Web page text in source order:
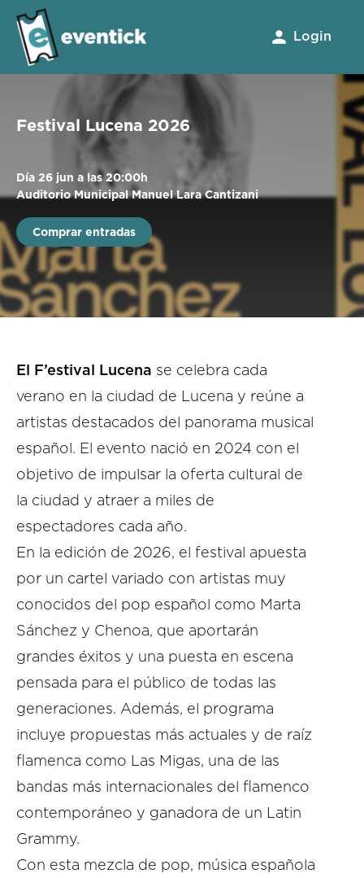
Login
Festival Lucena 2026
Día 26 jun a las 20:00h
Auditorio Municipal Manuel Lara Cantizani
Comprar entradas
El F’estival Lucena se celebra cada
verano en la ciudad de Lucena y reúne a
artistas destacados del panorama musical
español. El evento nació en 2024 con el
objetivo de impulsar la oferta cultural de
la ciudad y atraer a miles de
espectadores cada año.
En la edición de 2026, el festival apuesta
por un cartel variado con artistas muy
conocidos del pop español como Marta
Sánchez y Chenoa, que aportarán
grandes éxitos y una puesta en escena
pensada para el público de todas las
generaciones. Además, el programa
incluye propuestas más actuales y de raíz
flamenca como Las Migas, una de las
bandas más internacionales del flamenco
contemporáneo y ganadora de un Latin
Grammy.
Con esta mezcla de pop, música española